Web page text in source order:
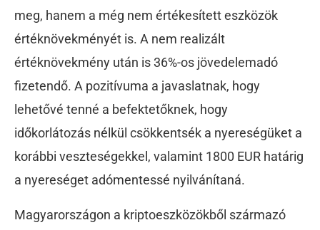
meg, hanem a még nem értékesített eszközök
értéknövekményét is. A nem realizált
értéknövekmény után is 36%-os jövedelemadó
fizetendő. A pozitívuma a javaslatnak, hogy
lehetővé tenné a befektetőknek, hogy
időkorlátozás nélkül csökkentsék a nyereségüket a
korábbi veszteségekkel, valamint 1800 EUR határig
a nyereséget adómentessé nyilvánítaná.
Magyarországon a kriptoeszközökből származó